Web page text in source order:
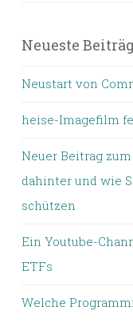
Neueste
Neustart von
heise-Imagefilm
Neuer Beitrag
dahinter und wie
schützen
Ein Youtube-
ETFs
Welche